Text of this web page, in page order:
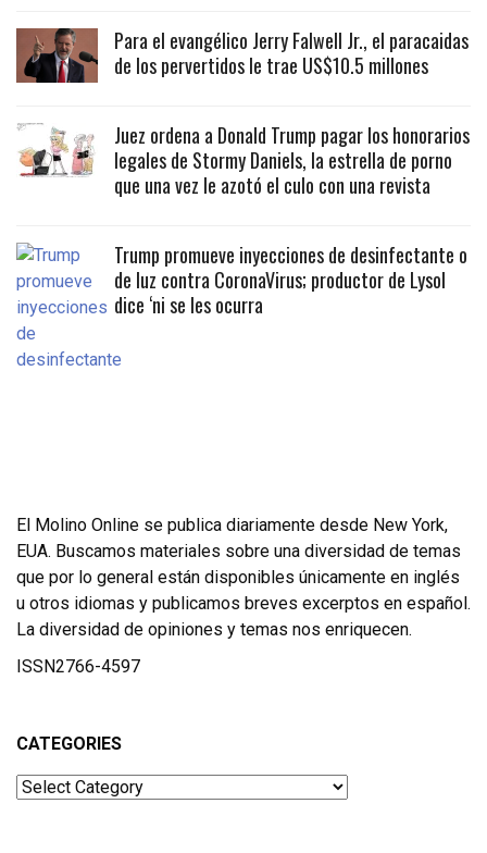
Para el evangélico Jerry Falwell Jr., el paracaidas
de los pervertidos le trae US$10.5 millones
Juez ordena a Donald Trump pagar los honorarios
legales de Stormy Daniels, la estrella de porno
que una vez le azotó el culo con una revista
Trump promueve inyecciones de desinfectante o
de luz contra CoronaVirus; productor de Lysol
dice ‘ni se les ocurra
El Molino Online se publica diariamente desde New York,
EUA. Buscamos materiales sobre una diversidad de temas
que por lo general están disponibles únicamente en inglés
u otros idiomas y publicamos breves excerptos en español.
La diversidad de opiniones y temas nos enriquecen.
ISSN2766-4597
CATEGORIES
Categories